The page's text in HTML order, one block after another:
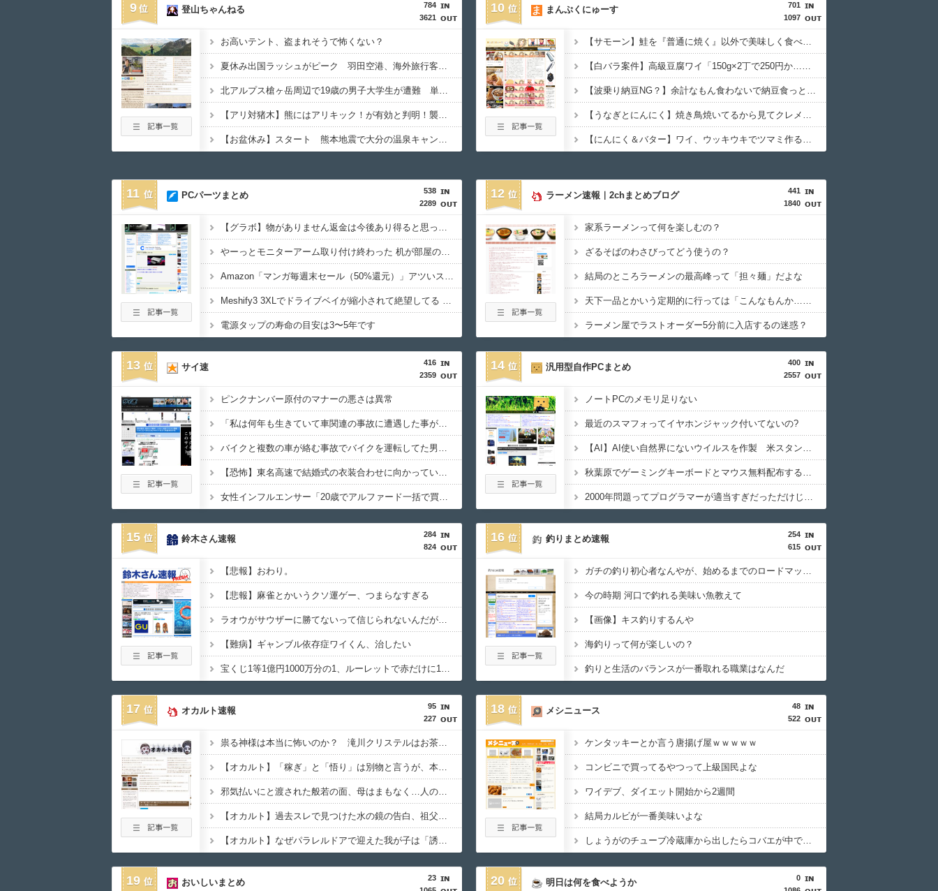
9
784
3621
登山ちゃんねる
お高いテント、盗まれそうで怖くない？
夏休み出国ラッシュがピーク 羽田空港、海外旅行客で混雑
北アルプス槍ヶ岳周辺で19歳の男子大学生が遭難 単独で1泊2日の予定で入山も連絡取れず 警察が9日以降捜索予定
【アリ対猪木】熊にはアリキック！が有効と判明！襲われた男性「アリキックで追っ払った」
【お盆休み】スタート 熊本地震で大分の温泉キャンセル相次ぐ 被害なしでも旅行先変更
10
701
1097
まんぷくにゅーす
【サモーン】鮭を『普通に焼く』以外で美味しく食べる方法
【白バラ案件】高級豆腐ワイ「150g×2丁で250円か…高いけど美味そうだし一丁買ってみるか！」
【波乗り納豆NG？】余計なもん食わないで納豆食っときゃ間違いないことが判明した
【うなぎとにんにく】焼き鳥焼いてるから見てクレメンスｗｗｗ（画像あり）
【にんにく＆バター】ワイ、ウッキウキでツマミ作る（画像あり）
11
538
2289
PCパーツまとめ
【グラボ】物がありません返金は今後あり得ると思ってるのでサブの用意はしておこうな
やーっとモニターアーム取り付け終わった 机が部屋の角だったので大変だったわ(´・ω・｀)
Amazon「マンガ毎週末セール（50%還元）」アツいスポーツマンガ祭り最終日到来！！！
Meshify3 3XLでドライブベイが縮小されて絶望してる Define8 XL頼む…！
電源タップの寿命の目安は3〜5年です
12
441
1840
ラーメン速報｜2chまとめブログ
家系ラーメンって何を楽しむの？
ざるそばのわさびってどう使うの？
結局のところラーメンの最高峰って「担々麺」だよな
天下一品とかいう定期的に行っては「こんなもんか…」ってなるラーメン屋wwwwwww
ラーメン屋でラストオーダー5分前に入店するの迷惑？
13
416
2359
サイ速
ピンクナンバー原付のマナーの悪さは異常
「私は何年も生きていて車関連の事故に遭遇した事がありません、これが保険に入る必要がない答えです。任意保険入れ は押し付け」←大炎上でボコボコにｗｗｗｗｗｗｗｗｗｗｗ
バイクと複数の車が絡む事故でバイクを運転してた男性が死亡、轢き逃げの可能性も←事故現場の画像で一気に流れが変わる
【恐怖】東名高速で結婚式の衣装合わせに向かっていた夫婦の車に何度も何度も追突した60歳の男がヤバすぎる…こんなのに遭遇したらどうすればいいの？
女性インフルエンサー「20歳でアルファード一括で買えちゃう私って素敵」→画像にアレが写ってしまうｗｗｗｗｗｗｗｗ
14
400
2557
汎用型自作PCまとめ
ノートPCのメモリ足りない
最近のスマフォってイヤホンジャック付いてないの?
【AI】AI使い自然界にないウイルスを作製 米スタンフォード大学が成果発表
秋葉原でゲーミングキーボードとマウス無料配布するよ→結果
2000年問題ってプログラマーが適当すぎだっただけじゃん
15
284
824
鈴木さん速報
【悲報】おわり。
【悲報】麻雀とかいうクソ運ゲー、つまらなすぎる
ラオウがサウザーに勝てないって信じられないんだが…
【難病】ギャンブル依存症ワイくん、治したい
宝くじ1等1億円1000万分の1、ルーレットで赤だけに1万円賭けて13連勝（8192万円）する確率2888分の1ｗ
16
254
615
釣りまとめ速報
ガチの釣り初心者なんやが、始めるまでのロードマップ教えてくれ
今の時期 河口で釣れる美味い魚教えて
【画像】キス釣りするんや
海釣りって何が楽しいの？
釣りと生活のバランスが一番取れる職業はなんだ
17
95
227
オカルト速報
祟る神様は本当に怖いのか？ 滝川クリステルはお茶とお菓子でなだめられる 滝川氏シリーズ傑作5選
【オカルト】「稼ぎ」と「悟り」は別物と言うが、本当にそうなのか？お金じゃ埋まらない欲の正体。
邪気払いにと渡された般若の面、母はまもなく…人の恨み傑作7選
【オカルト】過去スレで見つけた水の鏡の告白、祖父は閻魔様で父はまさかの…
【オカルト】なぜパラレルドアで迎えた我が子は「誘拐」にならないのか？
18
48
522
メシニュース
ケンタッキーとか言う唐揚げ屋ｗｗｗｗｗ
コンビニで買ってるやつって上級国民よな
ワイデブ、ダイエット開始から2週間
結局カルビが一番美味いよな
しょうがのチューブ冷蔵庫から出したらコバエが中で暴れてた
19
23
おいしいまとめ 20
0
明日は何を食べようか